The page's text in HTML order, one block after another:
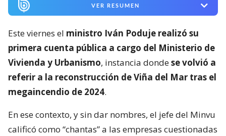
VER RESUMEN
Este viernes el ministro Iván Poduje realizó su
primera cuenta pública a cargo del Ministerio de
Vivienda y Urbanismo, instancia dondese volvió a
referir a la reconstrucción de Viña del Mar tras el
megaincendio de 2024.
En ese contexto, y sin dar nombres, el jefe del Minvu
calificó como “chantas” a las empresas cuestionadas